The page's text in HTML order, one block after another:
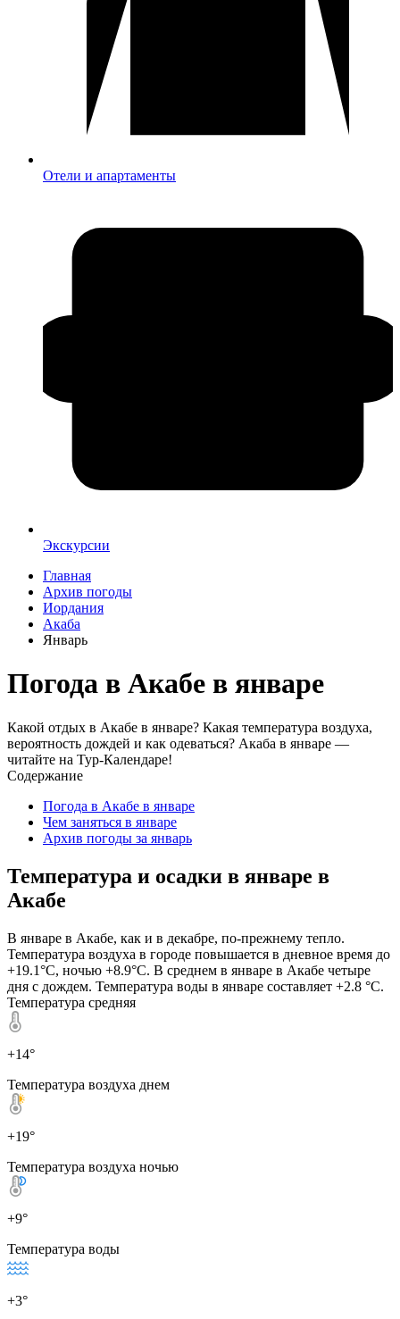
Отели и апартаменты
Экскурсии
Главная
Архив погоды
Иордания
Акаба
Январь
Погода в Акабе в январе
Какой отдых в Акабе в январе? Какая температура воздуха,
вероятность дождей и как одеваться? Акаба в январе —
читайте на Тур-Календаре!
Содержание
Погода в Акабе в январе
Чем заняться в январе
Архив погоды за январь
Температура и осадки в январе в
Акабе
В январе в Акабе, как и в декабре, по-прежнему тепло.
Температура воздуха в городе повышается в дневное время до
+19.1°C, ночью +8.9°C. В среднем в январе в Акабе четыре
дня с дождем. Температура воды в январе составляет +2.8 °C.
Температура средняя
+14°
Температура воздуха днем
+19°
Температура воздуха ночью
+9°
Температура воды
+3°